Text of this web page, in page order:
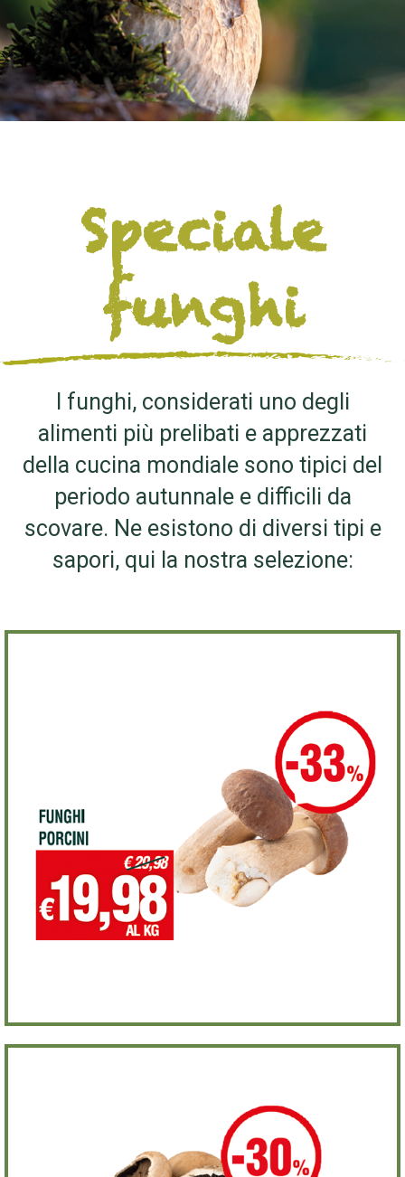
Speciale
funghi
I funghi, considerati uno degli
alimenti più prelibati e apprezzati
della cucina mondiale sono tipici del
periodo autunnale e difficili da
scovare. Ne esistono di diversi tipi e
sapori, qui la nostra selezione: